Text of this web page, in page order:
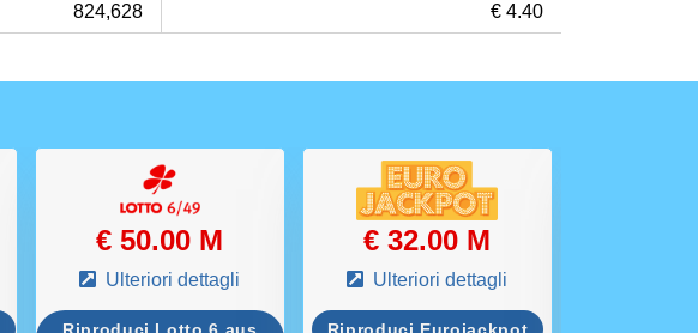
824,628 € 4.40
€ 50.00 M
Ulteriori dettagli
€ 32.00 M
Ulteriori dettagli